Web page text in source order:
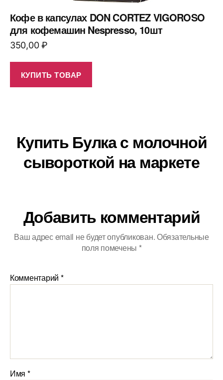
Кофе в капсулах DON CORTEZ VIGOROSO
для кофемашин Nespresso, 10шт
350,00₽
КУПИТЬ ТОВАР
Купить Булка с молочной
сывороткой на маркете
Добавить комментарий
Ваш адрес email не будет опубликован.Обязательные
поля помечены *
Комментарий *
Имя *